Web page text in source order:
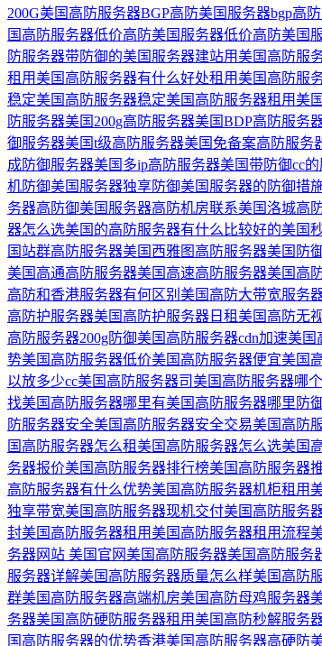
200G美国高防服务器BGP高防美国服务器bgp高
国高防服务器低价高防美国服务器低价高防美国
防服务器带防御的美国服务器建站用美国高防服
租用美国高防服务器有什么好处租用美国高防服
稳定美国高防服务器稳定美国高防服务器租用美
防服务器美国200g高防服务器美国BDP高防服务
御服务器美国t级高防服务器美国免备案高防服务
成防御服务器美国多ip高防服务器美国带防御cc
机防御美国服务器独享防御美国服务器的防御措
务器高防御美国服务器高防机房联系美国洛城高
器怎么选美国的高防服务器有什么比较好的美国
国站群高防服务器美国西雅图高防服务器美国防
美国高通高防服务器美国高速高防服务器美国高
高防和香港服务器有何区别 美国高防大带宽服务
高防护服务器美国高防护服务器日租美国高防无
高防服务器200g防御美国高防服务器cdn加速美国
势美国高防服务器低价美国高防服务器便宜美国
以放多少cc美国高防服务器司美国高防服务器哪
找美国高防服务器哪里有美国高防服务器哪里防
防服务器安全美国高防服务器安全交易美国高防
国高防服务器怎么租美国高防服务器怎么选美国
务器报价美国高防服务器排行榜美国高防服务器
高防服务器有什么优势美国高防服务器机柜租用
独享带宽美国高防服务器现机交付美国高防服务
封美国高防服务器租用美国高防服务器租用流程
务器网站 美国官网美国高防服务器美国高防服务
服务器详解美国高防服务器质量怎么样美国高防
群美国高防服务器高端机房美国高防母鸡服务器
务器美国高防硬防服务器租用美国高防秒解服务
国高防服务器的优势香港美国高防服务器高硬防